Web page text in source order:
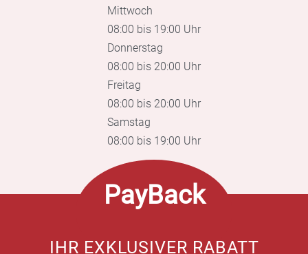
Mittwoch
08:00 bis 19:00 Uhr
Donnerstag
08:00 bis 20:00 Uhr
Freitag
08:00 bis 20:00 Uhr
Samstag
08:00 bis 19:00 Uhr
PayBack
IHR EXKLUSIVER RABATT